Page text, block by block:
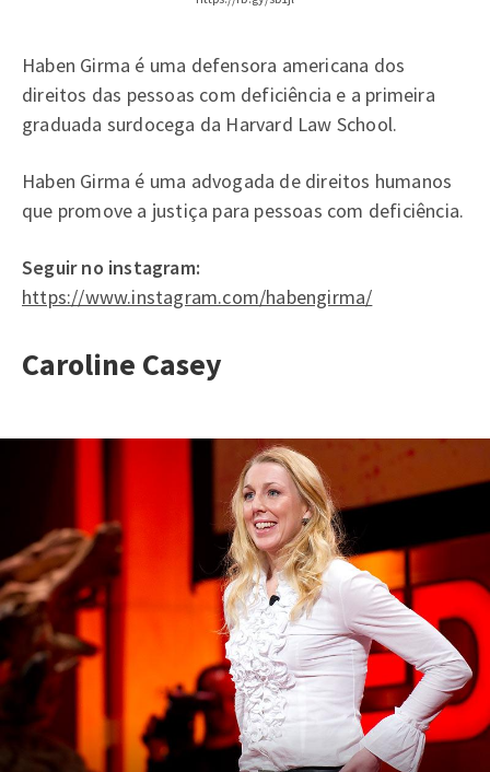
Haben Girma é uma defensora americana dos
direitos das pessoas com deficiência e a primeira
graduada surdocega da Harvard Law School.
Haben Girma é uma advogada de direitos humanos
que promove a justiça para pessoas com deficiência.
Seguir no instagram:
https://www.instagram.com/habengirma/
Caroline Casey